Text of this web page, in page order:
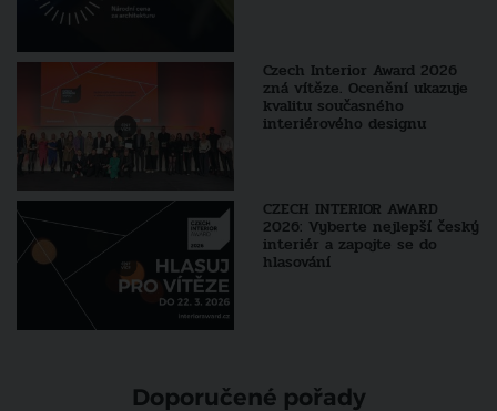
Czech Interior Award 2026
zná vítěze. Ocenění ukazuje
kvalitu současného
interiérového designu
CZECH INTERIOR AWARD
2026: Vyberte nejlepší český
interiér a zapojte se do
hlasování
Doporučené pořady